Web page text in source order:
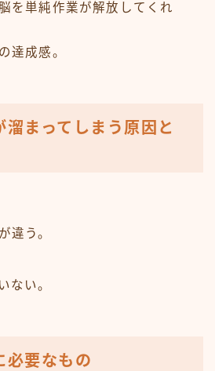
を単純作業が解放してくれ
達成感。
溜まってしまう原因と
違う。
ない。
必要なもの